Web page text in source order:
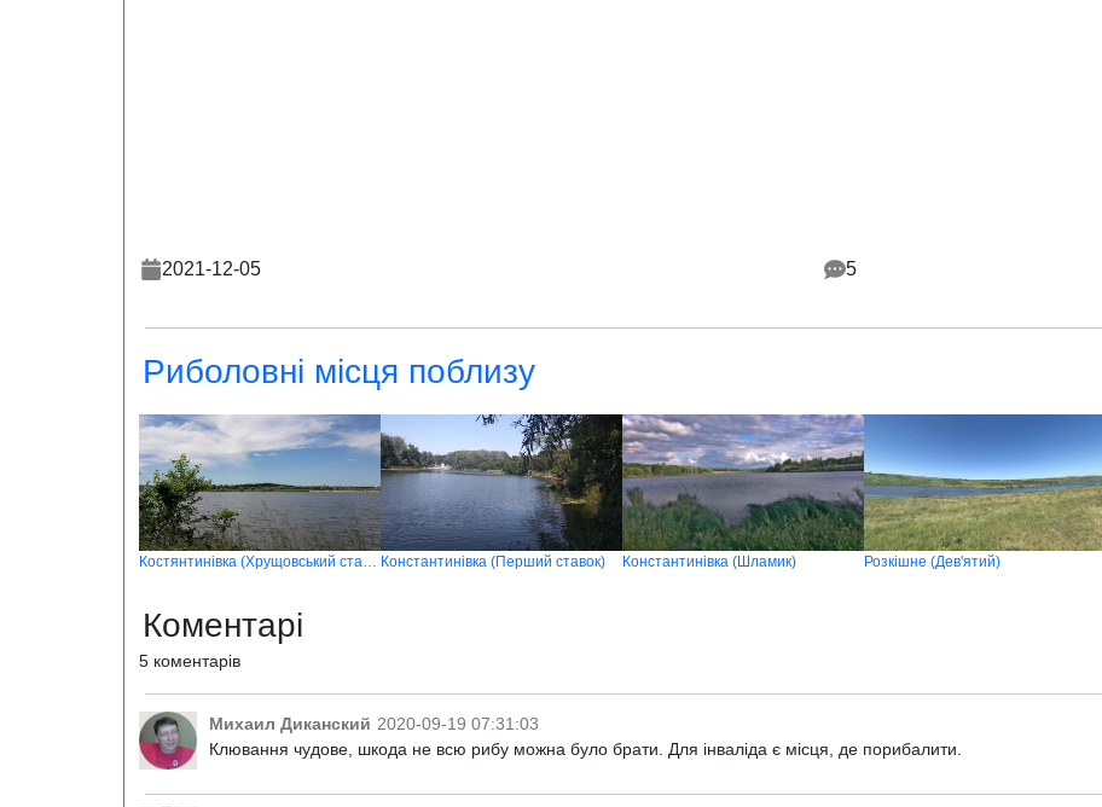
2021-12-05 5
Риболовні місця поблизу
Костянтинівка (Хрущовський ставок) Константинівка (Перший ставок) Константинівка (Шламик) Розкішне (Дев'ятий)
Коментарі
5 коментарів
Михаил Диканский 2020-09-19 07:31:03
Клювання чудове, шкода не всю рибу можна було брати. Для інваліда є місця, де порибалити.